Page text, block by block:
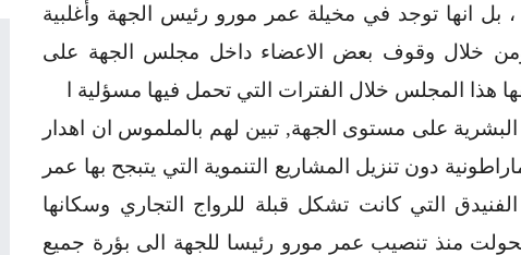
بل انها توجد في مخيلة عمر مورو رئيس الجهة وأغلبية
خلال وقوف بعض الاعضاء داخل مجلس الجهة على
هذا المجلس خلال الفترات التي تحمل فيها مسؤلية ا
البشرية على مستوى الجهة, تبين لهم بالملموس ان اهدار
دون تنزيل المشاريع التنموية التي يتبجح بها عمر
التي كانت تشكل قبلة للرواج التجاري وسكانها
تحولت منذ تنصيب عمر مورو رئيسا للجهة الى بؤرة جميع